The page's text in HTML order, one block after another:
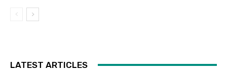
LATEST ARTICLES